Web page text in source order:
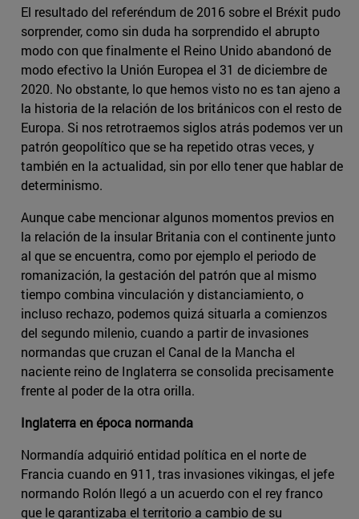
El resultado del referéndum de 2016 sobre el Bréxit pudo
sorprender, como sin duda ha sorprendido el abrupto
modo con que finalmente el Reino Unido abandonó de
modo efectivo la Unión Europea el 31 de diciembre de
2020. No obstante, lo que hemos visto no es tan ajeno a
la historia de la relación de los británicos con el resto de
Europa. Si nos retrotraemos siglos atrás podemos ver un
patrón geopolítico que se ha repetido otras veces, y
también en la actualidad, sin por ello tener que hablar de
determinismo.
Aunque cabe mencionar algunos momentos previos en
la relación de la insular Britania con el continente junto
al que se encuentra, como por ejemplo el periodo de
romanización, la gestación del patrón que al mismo
tiempo combina vinculación y distanciamiento, o
incluso rechazo, podemos quizá situarla a comienzos
del segundo milenio, cuando a partir de invasiones
normandas que cruzan el Canal de la Mancha el
naciente reino de Inglaterra se consolida precisamente
frente al poder de la otra orilla.
Inglaterra en época normanda
Normandía adquirió entidad política en el norte de
Francia cuando en 911, tras invasiones vikingas, el jefe
normando Rolón llegó a un acuerdo con el rey franco
que le garantizaba el territorio a cambio de su